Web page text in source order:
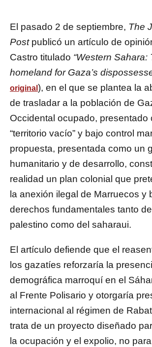
El pasado 2 de septiembre, The
Postpublicó un artículo de
Castro titulado “Western Sahara:
homeland for Gaza’s
original ), en el que se plantea la
de trasladar a la población de
Occidental ocupado, presentado
“territorio vacío” y bajo control
propuesta, presentada como un
humanitario y de desarrollo,
realidad un plan colonial que
la anexión ilegal de Marruecos y
derechos fundamentales tanto
palestino como del saharaui.
El artículo defiende que el
los gazatíes reforzaría la
demográfica marroquí en el
al Frente Polisario y otorgaría
internacional al régimen de
trata de un proyecto diseñado
la ocupación y el expolio, no